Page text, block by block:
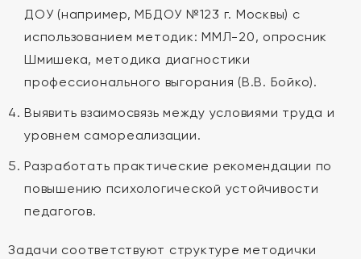
ДОУ (например, МБДОУ №123 г. Москвы) с
использованием методик: ММЛ-20, опросник
Шмишека, методика диагностики
профессионального выгорания (В.В. Бойко).
Выявить взаимосвязь между условиями труда и
уровнем самореализации.
Разработать практические рекомендации по
повышению психологической устойчивости
педагогов.
Задачи соответствуют структуре методички